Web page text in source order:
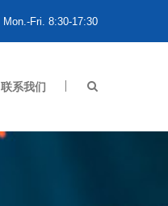
Mon.-Fri. 8:30-17:30
联系我们